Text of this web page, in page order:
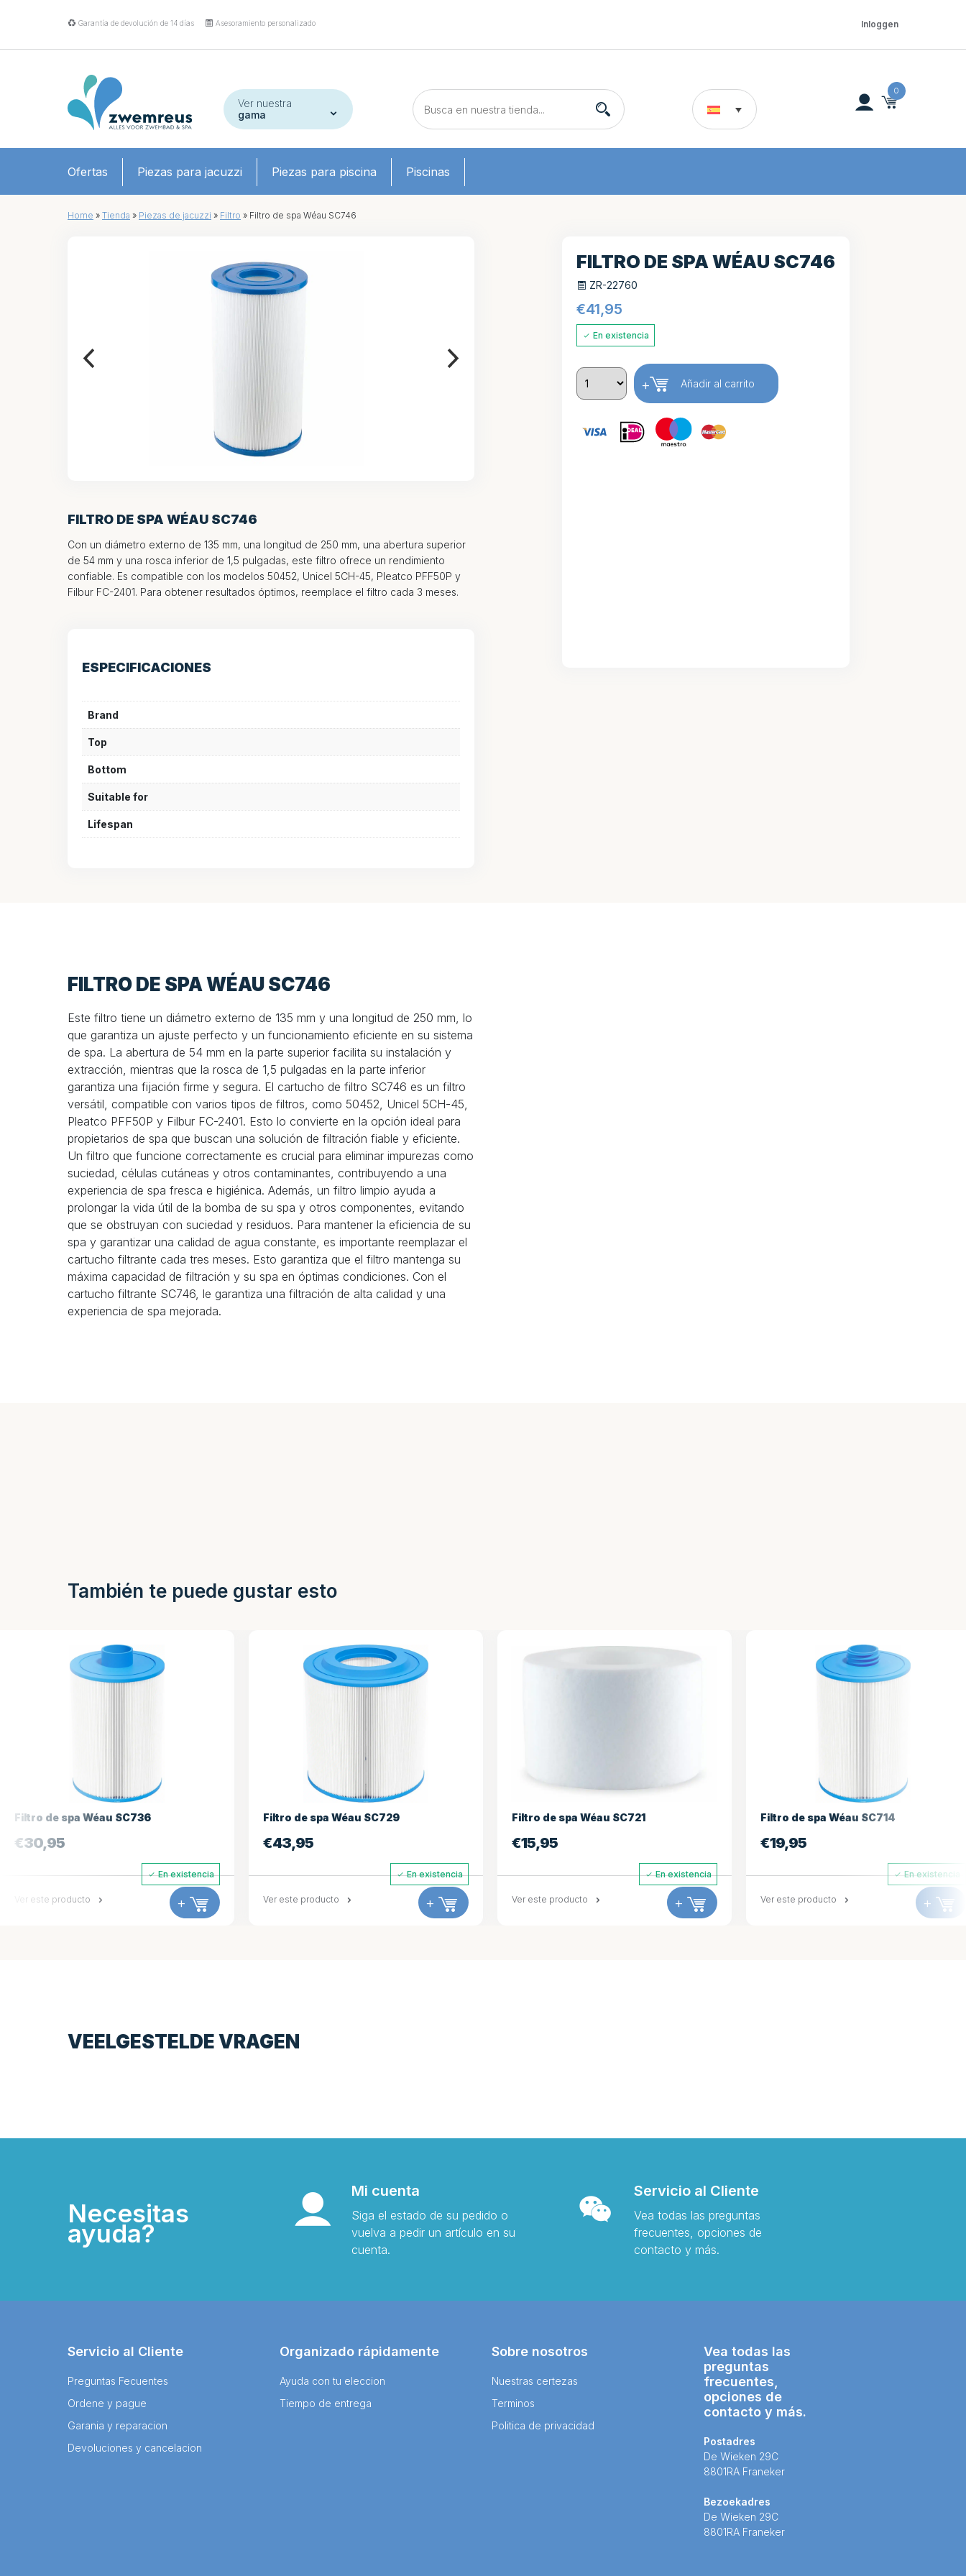
Garantía de devolución de 14 días Asesoramiento personalizado Inloggen
Ver nuestra
gama
0
Ofertas Piezas para jacuzzi Piezas para piscina Piscinas
Home » Tienda » Piezas de jacuzzi » Filtro » Filtro de spa Wéau SC746
FILTRO DE SPA WÉAU SC746
Con un diámetro externo de 135 mm, una longitud de 250 mm, una abertura superior
de 54 mm y una rosca inferior de 1,5 pulgadas, este filtro ofrece un rendimiento
confiable. Es compatible con los modelos 50452, Unicel 5CH-45, Pleatco PFF50P y
Filbur FC-2401. Para obtener resultados óptimos, reemplace el filtro cada 3 meses.
ESPECIFICACIONES
Brand
Top
Bottom
Suitable for
Lifespan
FILTRO DE SPA WÉAU SC746
ZR-22760
€41,95
En existencia
+ Añadir al carrito
FILTRO DE SPA WÉAU SC746
Este filtro tiene un diámetro externo de 135 mm y una longitud de 250 mm, lo
que garantiza un ajuste perfecto y un funcionamiento eficiente en su sistema
de spa. La abertura de 54 mm en la parte superior facilita su instalación y
extracción, mientras que la rosca de 1,5 pulgadas en la parte inferior
garantiza una fijación firme y segura. El cartucho de filtro SC746 es un filtro
versátil, compatible con varios tipos de filtros, como 50452, Unicel 5CH-45,
Pleatco PFF50P y Filbur FC-2401. Esto lo convierte en la opción ideal para
propietarios de spa que buscan una solución de filtración fiable y eficiente.
Un filtro que funcione correctamente es crucial para eliminar impurezas como
suciedad, células cutáneas y otros contaminantes, contribuyendo a una
experiencia de spa fresca e higiénica. Además, un filtro limpio ayuda a
prolongar la vida útil de la bomba de su spa y otros componentes, evitando
que se obstruyan con suciedad y residuos. Para mantener la eficiencia de su
spa y garantizar una calidad de agua constante, es importante reemplazar el
cartucho filtrante cada tres meses. Esto garantiza que el filtro mantenga su
máxima capacidad de filtración y su spa en óptimas condiciones. Con el
cartucho filtrante SC746, le garantiza una filtración de alta calidad y una
experiencia de spa mejorada.
También te puede gustar esto
Ver
Wéau SC736
En existencia
Filtro de spa Wéau SC729
En existencia
Ver este producto
Filtro de spa Wéau SC721
En existencia
Ver este producto
Filtro de spa Wéau SC714
En existencia
Ver este producto
VEELGESTELDE VRAGEN
Necesitas
ayuda?
Mi cuenta
Siga el estado de su pedido o
vuelva a pedir un artículo en su
cuenta.
Servicio al Cliente
Vea todas las preguntas
frecuentes, opciones de
contacto y más.
Servicio al Cliente
Preguntas Fecuentes
Ordene y pague
Garania y reparacion
Devoluciones y cancelacion
Organizado rápidamente
Ayuda con tu eleccion
Tiempo de entrega
Sobre nosotros
Nuestras certezas
Terminos
Politica de privacidad
Vea todas las
preguntas
frecuentes,
opciones de
contacto y más.
Postadres
De Wieken 29C
8801RA Franeker
Bezoekadres
De Wieken 29C
8801RA Franeker